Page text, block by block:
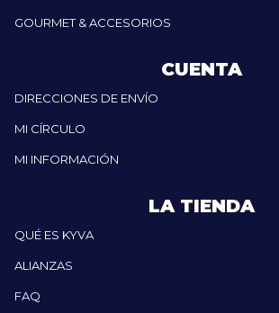
GOURMET & ACCESORIOS
CUENTA
DIRECCIONES DE ENVÍO
MI CÍRCULO
MI INFORMACIÓN
LA TIENDA
QUÉ ES KYVA
ALIANZAS
FAQ